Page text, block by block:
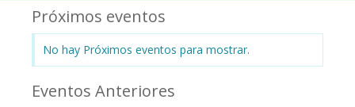
Próximos eventos
No hay Próximos eventos para mostrar.
Eventos Anteriores